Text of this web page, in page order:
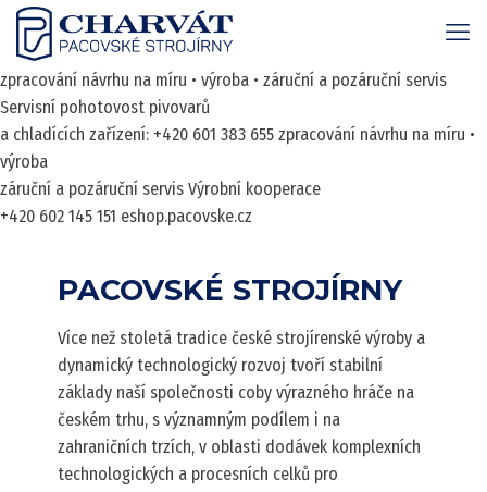
zpracování návrhu na míru • výroba • záruční a pozáruční servis
Servisní pohotovost pivovarů
a chladících zařízení: +420 601 383 655 zpracování návrhu na míru •
výroba
záruční a pozáruční servis Výrobní kooperace
+420 602 145 151 eshop.pacovske.cz
PACOVSKÉ STROJÍRNY
Více než stoletá tradice české strojírenské výroby a
dynamický technologický rozvoj tvoří stabilní
základy naší společnosti coby výrazného hráče na
českém trhu, s významným podílem i na
zahraničních trzích, v oblasti dodávek komplexních
technologických a procesních celků pro